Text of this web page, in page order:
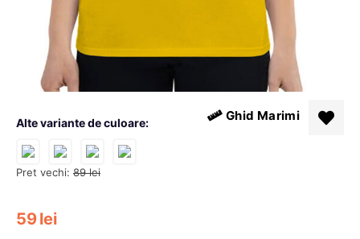
Pret vechi: 89 lei
59lei
Alte variante de culoare: Ghid Marimi